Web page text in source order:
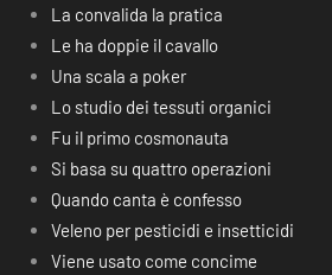
La convalida la pratica
Le ha doppie il cavallo
Una scala a poker
Lo studio dei tessuti organici
Fu il primo cosmonauta
Si basa su quattro operazioni
Quando canta è confesso
Veleno per pesticidi e insetticidi
Viene usato come concime